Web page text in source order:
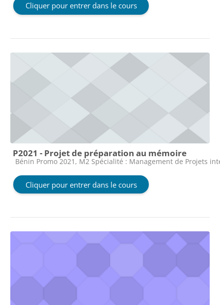
Cliquer pour entrer dans le cours
P2021 - Projet de préparation au mémoire
Catégorie de cours
Bénin Promo 2021, M2 Spécialité : Management de Projets
Cliquer pour entrer dans le cours